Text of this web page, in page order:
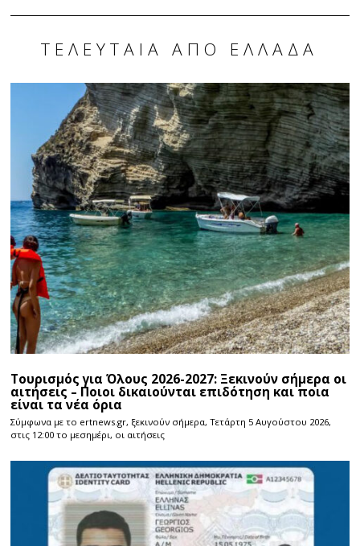
ΤΕΛΕΥΤΑΊΑ ΑΠΌ ΕΛΛΆΔΑ
Τουρισμός για Όλους 2026-2027: Ξεκινούν σήμερα οι
αιτήσεις – Ποιοι δικαιούνται επιδότηση και ποια
είναι τα νέα όρια
Σύμφωνα με το ertnews.gr, ξεκινούν σήμερα, Τετάρτη 5 Αυγούστου 2026,
στις 12:00 το μεσημέρι, οι αιτήσεις